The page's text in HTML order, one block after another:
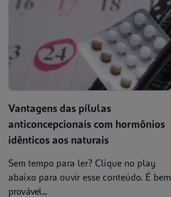
Vantagens das pílulas
anticoncepcionais com hormônios
idênticos aos naturais
Sem tempo para ler? Clique no play
abaixo para ouvir esse conteúdo. É bem
provável...